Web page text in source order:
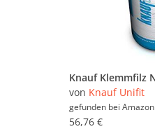
von Knauf Unifit
gefunden bei Amazon
56,76 €